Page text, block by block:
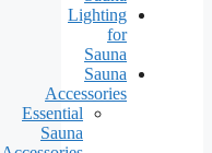
Lighting
for
Sauna
Sauna
Accessories
Essential
Sauna